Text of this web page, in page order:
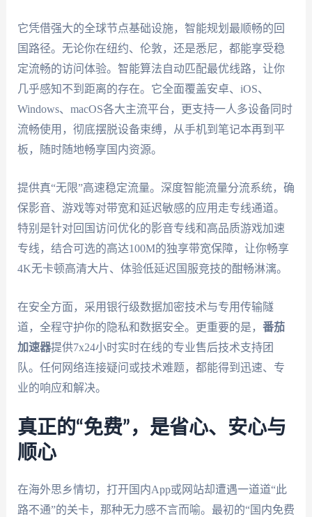
它凭借强大的全球节点基础设施，智能规划最顺畅的回
国路径。无论你在纽约、伦敦，还是悉尼，都能享受稳
定流畅的访问体验。智能算法自动匹配最优线路，让你
几乎感知不到距离的存在。它全面覆盖安卓、iOS、
Windows、macOS各大主流平台，更支持一人多设备同时
流畅使用，彻底摆脱设备束缚，从手机到笔记本再到平
板，随时随地畅享国内资源。
提供真“无限”高速稳定流量。深度智能流量分流系统，确
保影音、游戏等对带宽和延迟敏感的应用走专线通道。
特别是针对回国访问优化的影音专线和高品质游戏加速
专线，结合可选的高达100M的独享带宽保障，让你畅享
4K无卡顿高清大片、体验低延迟国服竞技的酣畅淋漓。
在安全方面，采用银行级数据加密技术与专用传输隧
道，全程守护你的隐私和数据安全。更重要的是， 番茄
加速器提供7x24小时实时在线的专业售后技术支持团
队。任何网络连接疑问或技术难题，都能得到迅速、专
业的响应和解决。
真正的“免费”，是省心、安心与
顺心
在海外思乡情切，打开国内App或网站却遭遇一道道“此
路不通”的关卡，那种无力感不言而喻。最初的“国内免费